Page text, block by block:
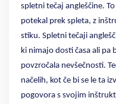
spletni tečaj angleščine.
potekal prek spleta, z
stiku. Spletni tečaji
ki nimajo dosti časa ali pa
povzročala nevšečnosti.
načelih, kot če bi se le ta
pogovora s svojim